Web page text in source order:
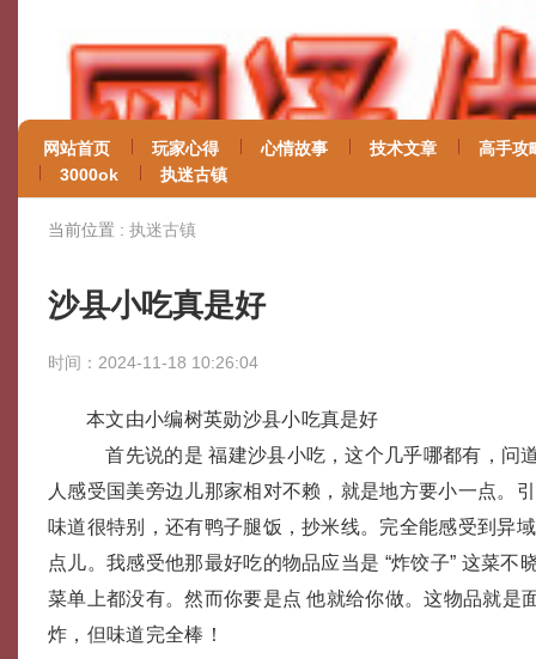
网站首页 玩家心得 心情故事 技术文章
高手攻
3000ok
执迷古镇
当前位置 : 执迷古镇
沙县小吃真是好
时间：2024-11-18 10:26:04
本文由小编树英勋沙县小吃真是好
首先说的是 福建沙县小吃，这个几乎哪都有，问
人感受国美旁边儿那家相对不赖，就是地方要小一点。
味道很特别，还有鸭子腿饭，抄米线。完全能感受到异
点儿。我感受他那最好吃的物品应当是 “炸饺子” 这菜不
菜单上都没有。然而你要是点 他就给你做。这物品就是
炸，但味道完全棒！